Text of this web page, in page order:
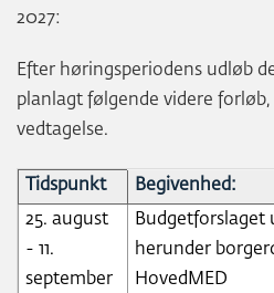
2027:
Efter høringsperiodens udløb
planlagt følgende videre
vedtagelse.
Oversigt
over
den
politiske
Tidspunkt
Begivenhed:
25. august
- 11.
september
Budgetforslaget
herunder
HovedMED